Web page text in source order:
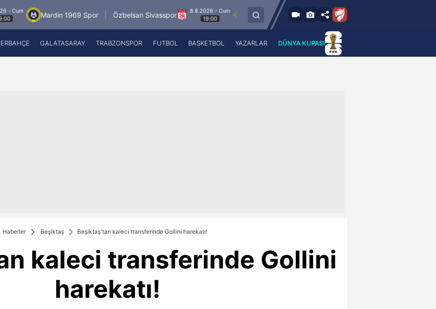
Mardin 1969 Spor Özbelsan Sivasspor
8.8.2026 - Cum
19:00
Esenler Erokspor Hesap.com Antalyaspor
A Haber Radyo
GALATASARAY TRABZONSPOR FUTBOL BASKETBOL YAZARLAR DÜNYA KUPASI
Haberler Beşiktaş Beşiktaş'tan kaleci transferinde Gollini harekatı!
kaleci transferinde Gollini
harekatı!